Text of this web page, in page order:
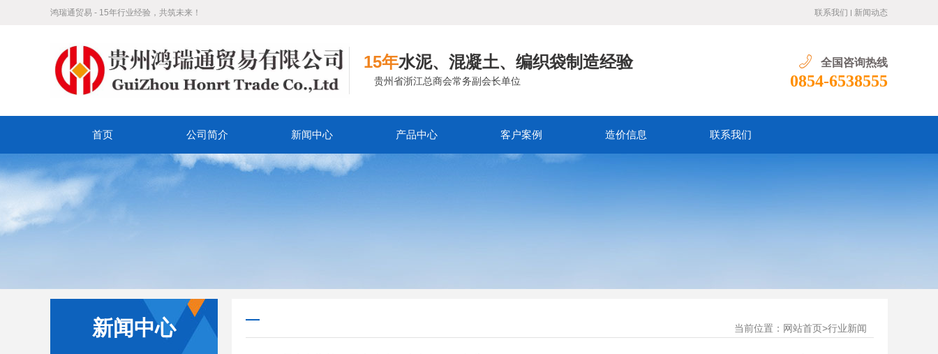
鸿瑞通贸易 - 15年行业经验，共筑未来！ 联系我们 新闻动态
15年水泥、混凝土、编织袋制造经验
贵州省浙江总商会常务副会长单位
全国咨询热线
0854-6538555
首页 公司简介 新闻中心 产品中心 客户案例 造价信息 联系我们
新闻中心 当前位置： 网站首页 >行业新闻